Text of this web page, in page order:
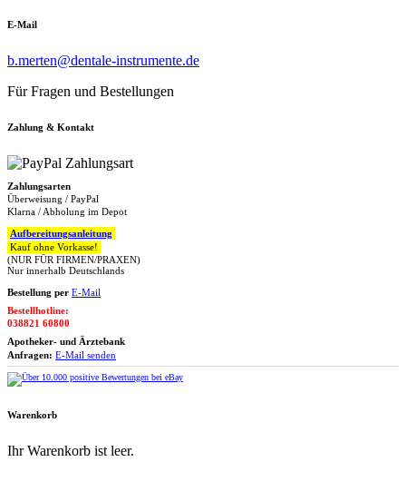
E-Mail
b.merten@dentale-instrumente.de
Für Fragen und Bestellungen
Zahlung & Kontakt
Zahlungsarten
Überweisung / PayPal
Klarna / Abholung im Depot
Aufbereitungsanleitung
Kauf ohne Vorkasse!
(NUR FÜR FIRMEN/PRAXEN)
Nur innerhalb Deutschlands
Bestellung per E-Mail
Bestellhotline:
038821 60800
Apotheker- und Ärztebank
Anfragen: E-Mail senden
Warenkorb
Ihr Warenkorb ist leer.